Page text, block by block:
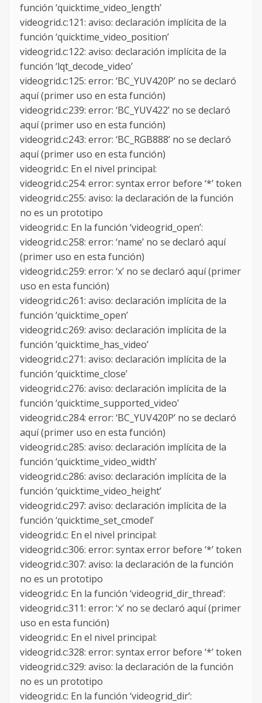
función ‘quicktime_video_length’
videogrid.c:121: aviso: declaración implícita de la
función ‘quicktime_video_position’
videogrid.c:122: aviso: declaración implícita de la
función ‘lqt_decode_video’
videogrid.c:125: error: ‘BC_YUV420P’ no se declaró
aquí (primer uso en esta función)
videogrid.c:239: error: ‘BC_YUV422’ no se declaró
aquí (primer uso en esta función)
videogrid.c:243: error: ‘BC_RGB888’ no se declaró
aquí (primer uso en esta función)
videogrid.c: En el nivel principal:
videogrid.c:254: error: syntax error before ‘*’ token
videogrid.c:255: aviso: la declaración de la función
no es un prototipo
videogrid.c: En la función ‘videogrid_open’:
videogrid.c:258: error: ‘name’ no se declaró aquí
(primer uso en esta función)
videogrid.c:259: error: ‘x’ no se declaró aquí (primer
uso en esta función)
videogrid.c:261: aviso: declaración implícita de la
función ‘quicktime_open’
videogrid.c:269: aviso: declaración implícita de la
función ‘quicktime_has_video’
videogrid.c:271: aviso: declaración implícita de la
función ‘quicktime_close’
videogrid.c:276: aviso: declaración implícita de la
función ‘quicktime_supported_video’
videogrid.c:284: error: ‘BC_YUV420P’ no se declaró
aquí (primer uso en esta función)
videogrid.c:285: aviso: declaración implícita de la
función ‘quicktime_video_width’
videogrid.c:286: aviso: declaración implícita de la
función ‘quicktime_video_height’
videogrid.c:297: aviso: declaración implícita de la
función ‘quicktime_set_cmodel’
videogrid.c: En el nivel principal:
videogrid.c:306: error: syntax error before ‘*’ token
videogrid.c:307: aviso: la declaración de la función
no es un prototipo
videogrid.c: En la función ‘videogrid_dir_thread’:
videogrid.c:311: error: ‘x’ no se declaró aquí (primer
uso en esta función)
videogrid.c: En el nivel principal:
videogrid.c:328: error: syntax error before ‘*’ token
videogrid.c:329: aviso: la declaración de la función
no es un prototipo
videogrid.c: En la función ‘videogrid_dir’: